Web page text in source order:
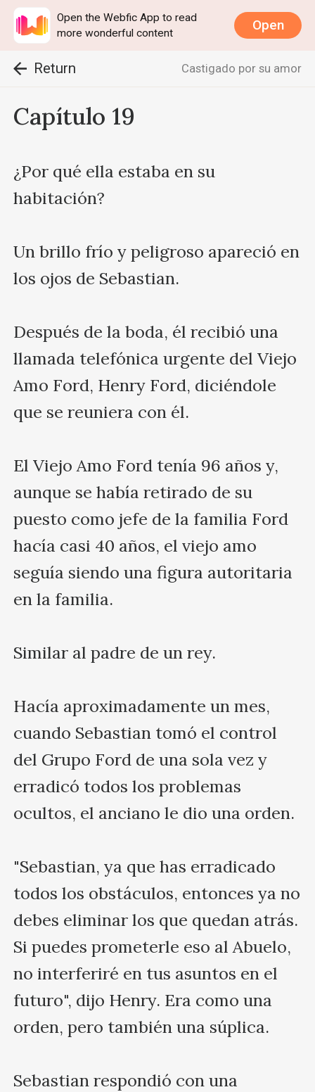
Open the Webfic App to read
more wonderful content
Open
Return Castigado por su amor
Capítulo 19
¿Por qué ella estaba en su
habitación?
Un brillo frío y peligroso apareció en
los ojos de Sebastian.
Después de la boda, él recibió una
llamada telefónica urgente del Viejo
Amo Ford, Henry Ford, diciéndole
que se reuniera con él.
El Viejo Amo Ford tenía 96 años y,
aunque se había retirado de su
puesto como jefe de la familia Ford
hacía casi 40 años, el viejo amo
seguía siendo una figura autoritaria
en la familia.
Similar al padre de un rey.
Hacía aproximadamente un mes,
cuando Sebastian tomó el control
del Grupo Ford de una sola vez y
erradicó todos los problemas
ocultos, el anciano le dio una orden.
"Sebastian, ya que has erradicado
todos los obstáculos, entonces ya no
debes eliminar los que quedan atrás.
Si puedes prometerle eso al Abuelo,
no interferiré en tus asuntos en el
futuro", dijo Henry. Era como una
orden, pero también una súplica.
Sebastian respondió con una